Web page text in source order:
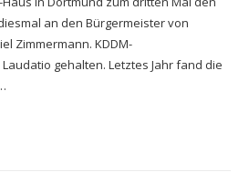
an den Bürgermeister von
Zimmermann. KDDM-
gehalten. Letztes Jahr fand die